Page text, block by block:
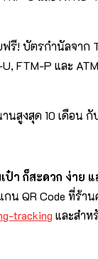
รี! บัตรกำนัลจาก
FTM-P และ
นสูงสุด 10 เดือน
ป๋า ก็สะดวก ง่าย แ
กน QR Code ที่ร้า
tracking และสำห